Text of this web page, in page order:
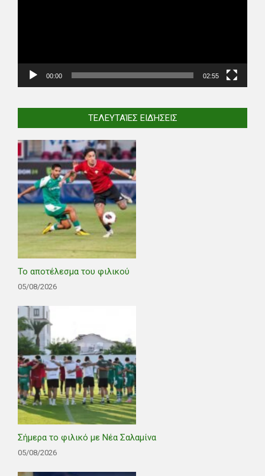
00:00 02:55
ΤΕΛΕΥΤΑΊΕΣ ΕΙΔΉΣΕΙΣ
Το αποτέλεσμα του φιλικού
05/08/2026
Σήμερα το φιλικό με Νέα Σαλαμίνα
05/08/2026